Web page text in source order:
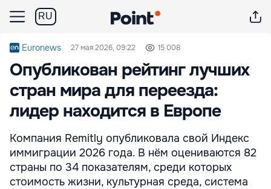
RU
Euronews 27 мая 2026, 09:22 15 008
Опубликован рейтинг лучших
стран мира для переезда:
лидер находится в Европе
Компания Remitly опубликовала свой Индекс
иммиграции 2026 года. В нём оцениваются 82
страны по 34 показателям, среди которых
стоимость жизни, культурная среда, система